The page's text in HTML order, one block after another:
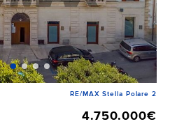
RE/MAX Stella Polare 2
4.750.000€